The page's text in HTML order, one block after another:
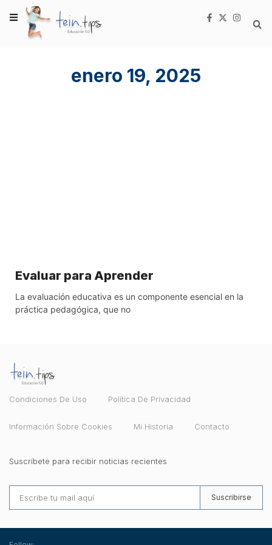
enero 19, 2025
Evaluar para Aprender
La evaluación educativa es un componente esencial en la
práctica pedagógica, que no
Condiciones De Uso Política De Privacidad
Información Sobre Cookies Mi Historia Contacto
Suscríbete para recibir noticias recientes
Suscribirse